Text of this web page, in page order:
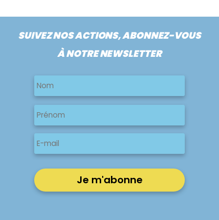
SUIVEZ NOS ACTIONS, ABONNEZ-VOUS
À NOTRE NEWSLETTER
Nom
Nom
Nom
Prénom
E-
mail